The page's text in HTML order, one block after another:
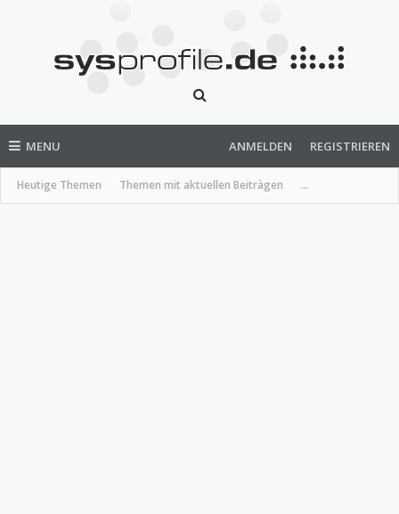
MENU
Heutige Themen Themen mit aktuellen Beiträgen ...
ANMELDEN REGISTRIEREN